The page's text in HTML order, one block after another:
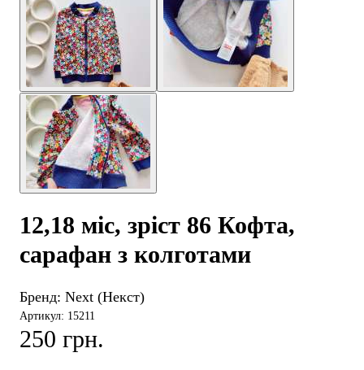
12,18 міс, зріст 86 Кофта,
сарафан з колготами
Бренд: Next (Некст)
Артикул: 15211
250 грн.